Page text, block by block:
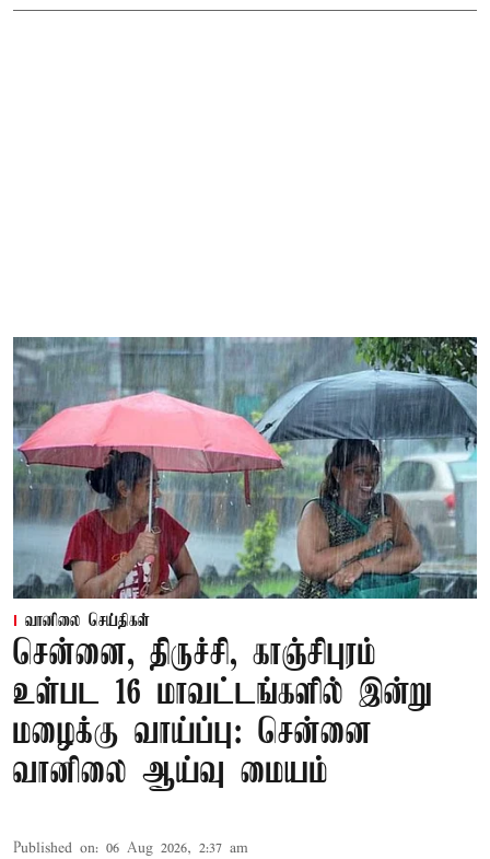
வானிலை செய்திகள்
சென்னை, திருச்சி, காஞ்சிபுரம்
உள்பட 16 மாவட்டங்களில் இன்று
மழைக்கு வாய்ப்பு: சென்னை
வானிலை ஆய்வு மையம்
Published on: 06 Aug 2026, 2:37 am